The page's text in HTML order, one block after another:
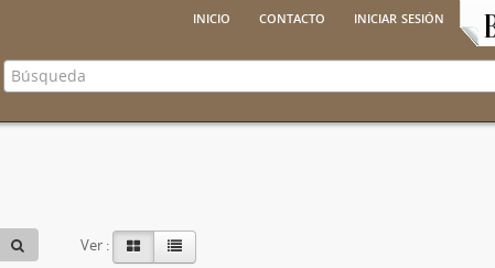
inicio contacto iniciar sesión
Ver :